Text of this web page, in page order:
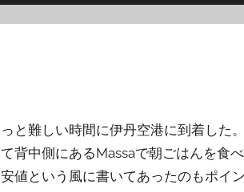
と難しい時間に伊丹空港に到着した
背中側にあるMassaで朝ごはんを食
値という風に書いてあったのもポイン